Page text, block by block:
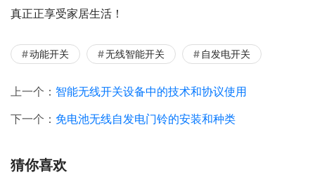
真正正享受家居生活！
动能开关 无线智能开关 自发电开关
上一个： 智能无线开关设备中的技术和协议使用
下一个： 免电池无线自发电门铃的安装和种类
猜你喜欢